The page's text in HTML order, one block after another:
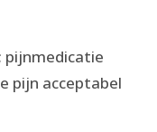
pijnmedicatie
pijn acceptabel